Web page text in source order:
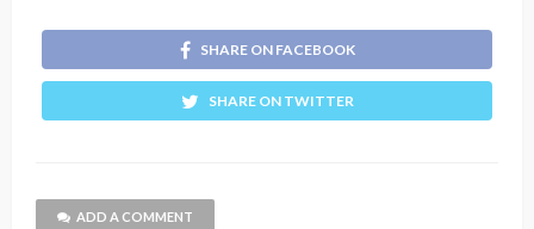
SHARE ON FACEBOOK
SHARE ON TWITTER
ADD A COMMENT